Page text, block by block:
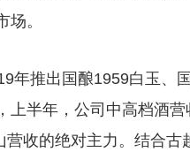
。
年推出国酿1959白玉、
半年，公司中高档酒
收的绝对主力。结合古